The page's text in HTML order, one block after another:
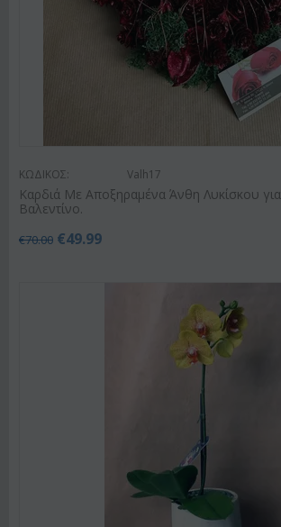
ΚΩΔΙΚΟΣ: Valh17
Καρδιά Με Αποξηραμένα Άνθη Λυκίσκου
Βαλεντίνο.
€70.00 €49.99